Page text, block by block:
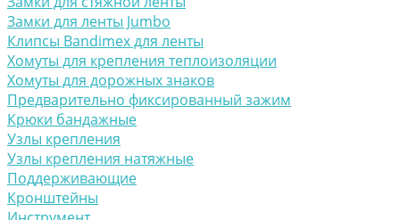
Замки для ленты Jumbo
Клипсы Bandimex для ленты
Хомуты для крепления теплоизоляции
Хомуты для дорожных знаков
Предварительно фиксированный зажим
Крюки бандажные
Узлы крепления
Узлы крепления натяжные
Поддерживающие
Кронштейны